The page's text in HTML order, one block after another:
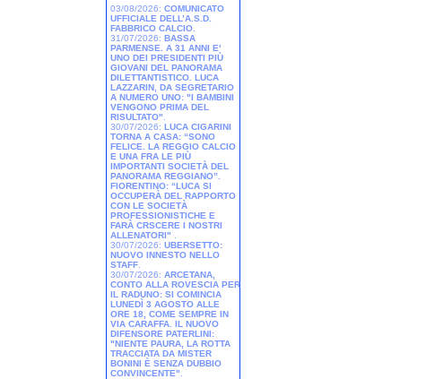
03/08/2026: COMUNICATO
UFFICIALE DELL’A.S.D.
FABBRICO CALCIO
31/07/2026: BASSA
PARMENSE. A 31 ANNI E'
UNO DEI PRESIDENTI PIÙ
GIOVANI DEL PANORAMA
DILETTANTISTICO. LUCA
LAZZARIN, DA SEGRETARIO
A NUMERO UNO: "I BAMBINI
VENGONO PRIMA DEL
RISULTATO"
30/07/2026: LUCA CIGARINI
TORNA A CASA: “SONO
FELICE. LA REGGIO CALCIO
E UNA FRA LE PIÙ
IMPORTANTI SOCIETÀ DEL
PANORAMA REGGIANO”.
FIORENTINO: “LUCA SI
OCCUPERÀ DEL RAPPORTO
CON LE SOCIETÀ
PROFESSIONISTICHE E
FARÀ CRSCERE I NOSTRI
ALLENATORI"
30/07/2026: UBERSETTO:
NUOVO INNESTO NELLO
STAFF
30/07/2026: ARCETANA,
CONTO ALLA ROVESCIA PER
IL RADUNO: SI COMINCIA
LUNEDÌ 3 AGOSTO ALLE
ORE 18, COME SEMPRE IN
VIA CARAFFA. IL NUOVO
DIFENSORE PATERLINI:
"NIENTE PAURA, LA ROTTA
TRACCIATA DA MISTER
BONINI È SENZA DUBBIO
CONVINCENTE"